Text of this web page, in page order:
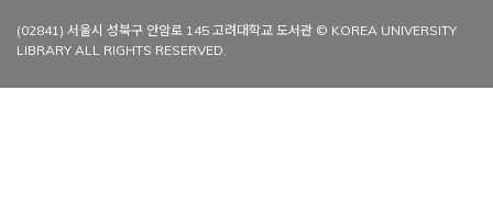
(02841) 서울시 성북구 안암로 145 고려대학교 도서관 © KOREA UNIVERSITY
LIBRARY ALL RIGHTS RESERVED.